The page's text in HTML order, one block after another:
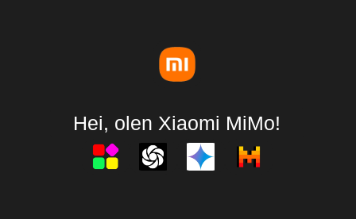
Hei, olen Xiaomi MiMo!